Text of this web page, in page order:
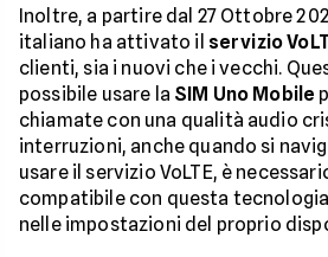
Inoltre, a partire dal 27 Ottobre
italiano ha attivato il servizio
clienti, sia i nuovi che i vecchi.
possibile usare la SIM Uno Mobile
chiamate con una qualità audio
interruzioni, anche quando si
usare il servizio VoLTE, è
compatibile con questa
nelle impostazioni del proprio